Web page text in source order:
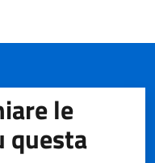
le
questa